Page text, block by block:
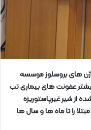
های بروسلوز موسسه
عفونت های بیماری تب
از شير غيرپاستوريزه
را تا ماه ها و سال ها